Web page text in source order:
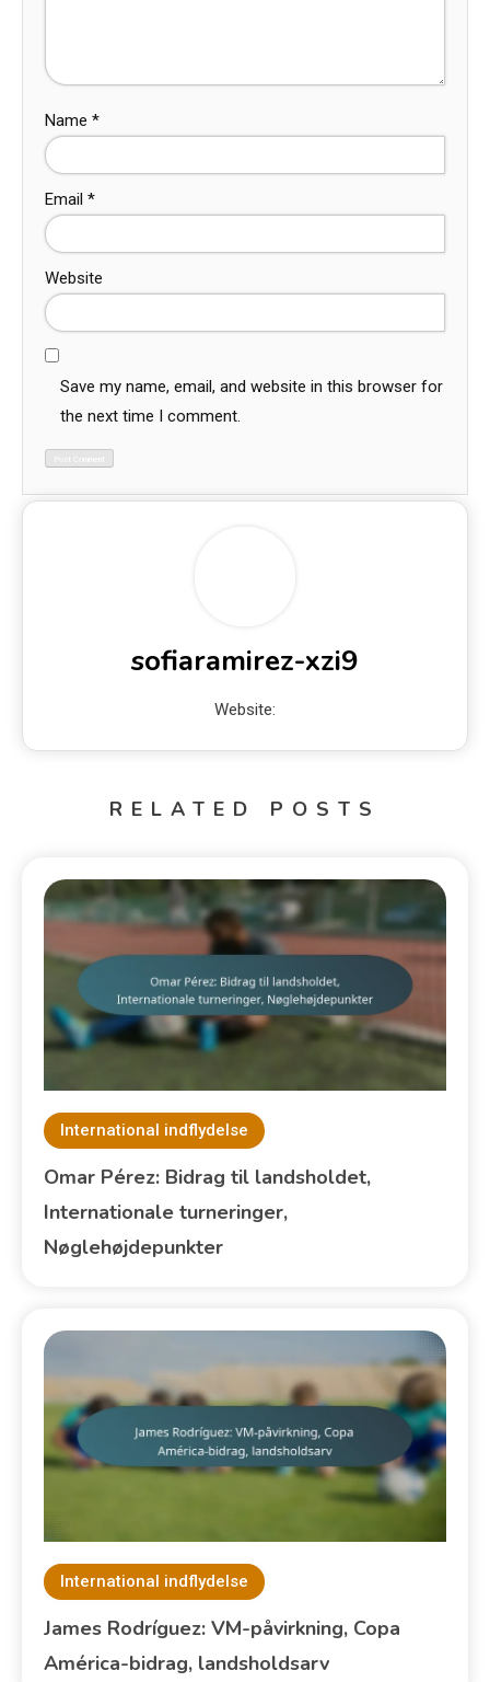
Name *
Email *
Website
Save my name, email, and website in this browser for
the next time I comment.
sofiaramirez-xzi9
Website:
RELATED POSTS
International indflydelse
Omar Pérez: Bidrag til landsholdet,
Internationale turneringer,
Nøglehøjdepunkter
International indflydelse
James Rodríguez: VM-påvirkning, Copa
América-bidrag, landsholdsarv